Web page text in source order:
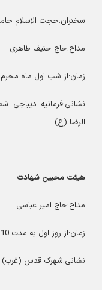
سخنران:حجت الاسلام
مداح:حاج حنیف طاهری
زمان:از شب اول ماه محرم
نشانی:فرمانیه دیباجی
الرضا (ع)
هیئت محبین شهادت
مداح:حاج امیر عباسی
زمان:از روز اول به مدت 10 روز از ساعت 17
نشانی:شهرک قدس (غرب)